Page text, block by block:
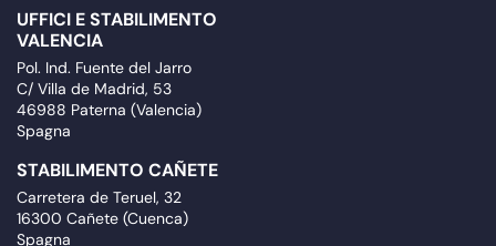
UFFICI E STABILIMENTO
VALENCIA
Pol. Ind. Fuente del Jarro
C/ Villa de Madrid, 53
46988 Paterna (Valencia)
Spagna
STABILIMENTO CAÑETE
Carretera de Teruel, 32
16300 Cañete (Cuenca)
Spagna